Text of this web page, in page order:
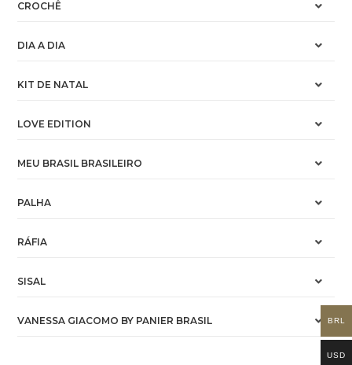
CROCHÊ
DIA A DIA
KIT DE NATAL
LOVE EDITION
MEU BRASIL BRASILEIRO
PALHA
RÁFIA
SISAL
VANESSA GIACOMO BY PANIER BRASIL BRL
USD